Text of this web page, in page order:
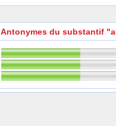
Antonymes du substantif